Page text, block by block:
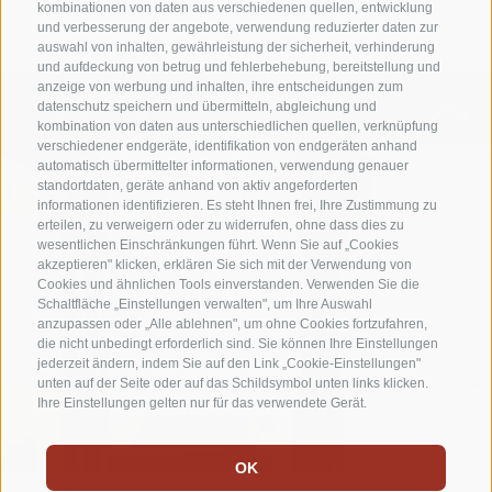
kombinationen von daten aus verschiedenen quellen, entwicklung
und verbesserung der angebote, verwendung reduzierter daten zur
auswahl von inhalten, gewährleistung der sicherheit, verhinderung
und aufdeckung von betrug und fehlerbehebung, bereitstellung und
anzeige von werbung und inhalten, ihre entscheidungen zum
datenschutz speichern und übermitteln, abgleichung und
kombination von daten aus unterschiedlichen quellen, verknüpfung
verschiedener endgeräte, identifikation von endgeräten anhand
automatisch übermittelter informationen, verwendung genauer
standortdaten, geräte anhand von aktiv angeforderten
informationen identifizieren. Es steht Ihnen frei, Ihre Zustimmung zu
erteilen, zu verweigern oder zu widerrufen, ohne dass dies zu
wesentlichen Einschränkungen führt. Wenn Sie auf „Cookies
akzeptieren" klicken, erklären Sie sich mit der Verwendung von
Cookies und ähnlichen Tools einverstanden. Verwenden Sie die
Schaltfläche „Einstellungen verwalten", um Ihre Auswahl
anzupassen oder „Alle ablehnen", um ohne Cookies fortzufahren,
die nicht unbedingt erforderlich sind. Sie können Ihre Einstellungen
jederzeit ändern, indem Sie auf den Link „Cookie-Einstellungen"
unten auf der Seite oder auf das Schildsymbol unten links klicken.
Ihre Einstellungen gelten nur für das verwendete Gerät.
OK
ALTE POST